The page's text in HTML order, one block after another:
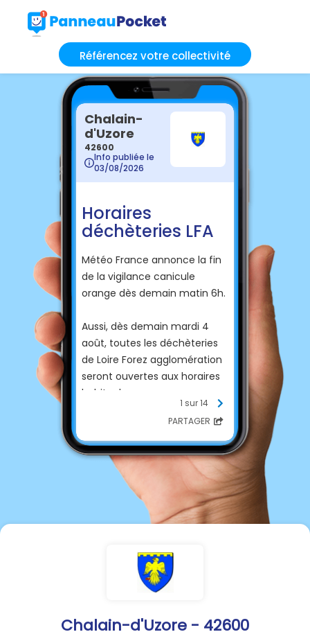
Référencez votre collectivité
Chalain-d'Uzore - 42600
Chalain-
d'Uzore
42600
Info publiée le
03/08/2026
Horaires
déchèteries LFA
Météo France annonce la fin
de la vigilance canicule
orange dès demain matin 6h.
Aussi, dès demain mardi 4
août, toutes les déchèteries
de Loire Forez agglomération
seront ouvertes aux horaires
habituels.
1 sur 14
PARTAGER